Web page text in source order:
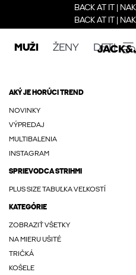
BACK AT IT |
BACK AT IT |
MUŽI ŽENY DETI
AKÝ JE HORÚCI TREND
NOVINKY
VÝPREDAJ
MULTIBALENIA
INSTAGRAM
SPRIEVODCA STRIHMI
PLUS SIZE TABUĽKA VEĽKOSTÍ
KATEGÓRIE
ZOBRAZIŤ VŠETKY
NA MIERU UŠITÉ
TRIČKÁ
KOŠELE